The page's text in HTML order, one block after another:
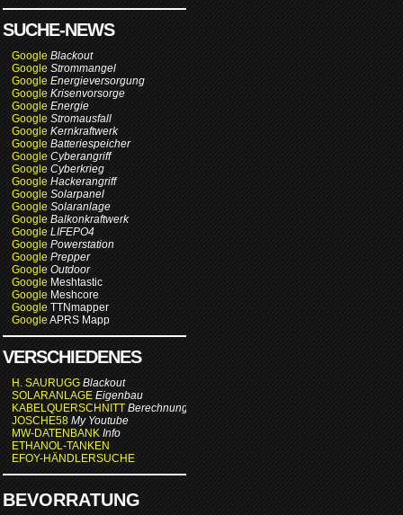
SUCHE-NEWS
Google Blackout
Google Strommangel
Google Energieversorgung
Google Krisenvorsorge
Google Energie
Google Stromausfall
Google Kernkraftwerk
Google Batteriespeicher
Google Cyberangriff
Google Cyberkrieg
Google Hackerangriff
Google Solarpanel
Google Solaranlage
Google Balkonkraftwerk
Google LIFEPO4
Google Powerstation
Google Prepper
Google Outdoor
Google Meshtastic
Google Meshcore
Google TTNmapper
Google APRS Mapp
VERSCHIEDENES
H. SAURUGG Blackout
SOLARANLAGE Eigenbau
KABELQUERSCHNITT Berechnung
JOSCHE58 My Youtube
MW-DATENBANK Info
ETHANOL-TANKEN
EFOY-HÄNDLERSUCHE
BEVORRATUNG